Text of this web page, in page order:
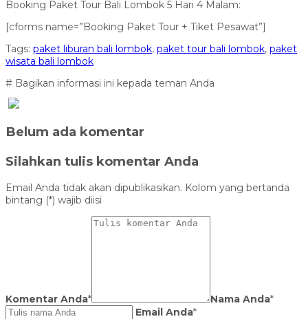
Booking Paket Tour Bali Lombok 5 Hari 4 Malam:
[cforms name=”Booking Paket Tour + Tiket Pesawat”]
Tags: paket liburan bali lombok, paket tour bali lombok, paket
wisata bali lombok
# Bagikan informasi ini kepada teman Anda
Belum ada komentar
Silahkan tulis komentar Anda
Email Anda tidak akan dipublikasikan. Kolom yang bertanda
bintang (*) wajib diisi
Komentar Anda* Nama Anda*
Email Anda*